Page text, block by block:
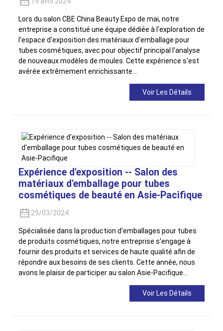
Lors du salon CBE China Beauty Expo de mai, notre
entreprise a constitué une équipe dédiée à l'exploration de
l'espace d'exposition des matériaux d'emballage pour
tubes cosmétiques, avec pour objectif principal l'analyse
de nouveaux modèles de moules. Cette expérience s'est
avérée extrêmement enrichissante…
Voir Les Détails
Expérience d'exposition -- Salon des
matériaux d'emballage pour tubes
cosmétiques de beauté en Asie-Pacifique
29/03/2024
Spécialisée dans la production d'emballages pour tubes
de produits cosmétiques, notre entreprise s'engage à
fournir des produits et services de haute qualité afin de
répondre aux besoins de ses clients. Cette année, nous
avons le plaisir de participer au salon Asie-Pacifique…
Voir Les Détails